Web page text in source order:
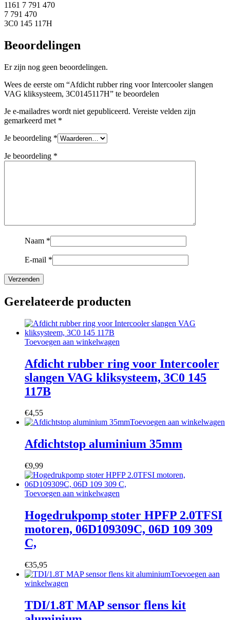
1161 7 791 470
7 791 470
3C0 145 117H
Beoordelingen
Er zijn nog geen beoordelingen.
Wees de eerste om “Afdicht rubber ring voor Intercooler slangen
VAG kliksysteem, 3C0145117H” te beoordelen
Je e-mailadres wordt niet gepubliceerd. Vereiste velden zijn
gemarkeerd met *
Je beoordeling *
Je beoordeling *
Naam *
E-mail *
Gerelateerde producten
Toevoegen aan winkelwagen
Afdicht rubber ring voor Intercooler
slangen VAG kliksysteem, 3C0 145
117B
€4,55
Toevoegen aan winkelwagen
Afdichtstop aluminium 35mm
€9,99
Toevoegen aan winkelwagen
Hogedrukpomp stoter HPFP 2.0TFSI
motoren, 06D109309C, 06D 109 309
C,
€35,95
Toevoegen aan
winkelwagen
TDI/1.8T MAP sensor flens kit